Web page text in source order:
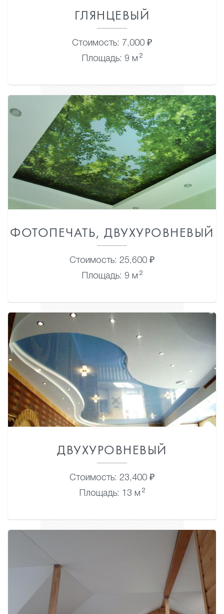
ГЛЯНЦЕВЫЙ
Стоимость: 7,000 ₽
Площадь: 9 м 2
ФОТОПЕЧАТЬ, ДВУХУРОВНЕВЫЙ
Стоимость: 25,600 ₽
Площадь: 9 м 2
ДВУХУРОВНЕВЫЙ
Стоимость: 23,400 ₽
Площадь: 13 м 2